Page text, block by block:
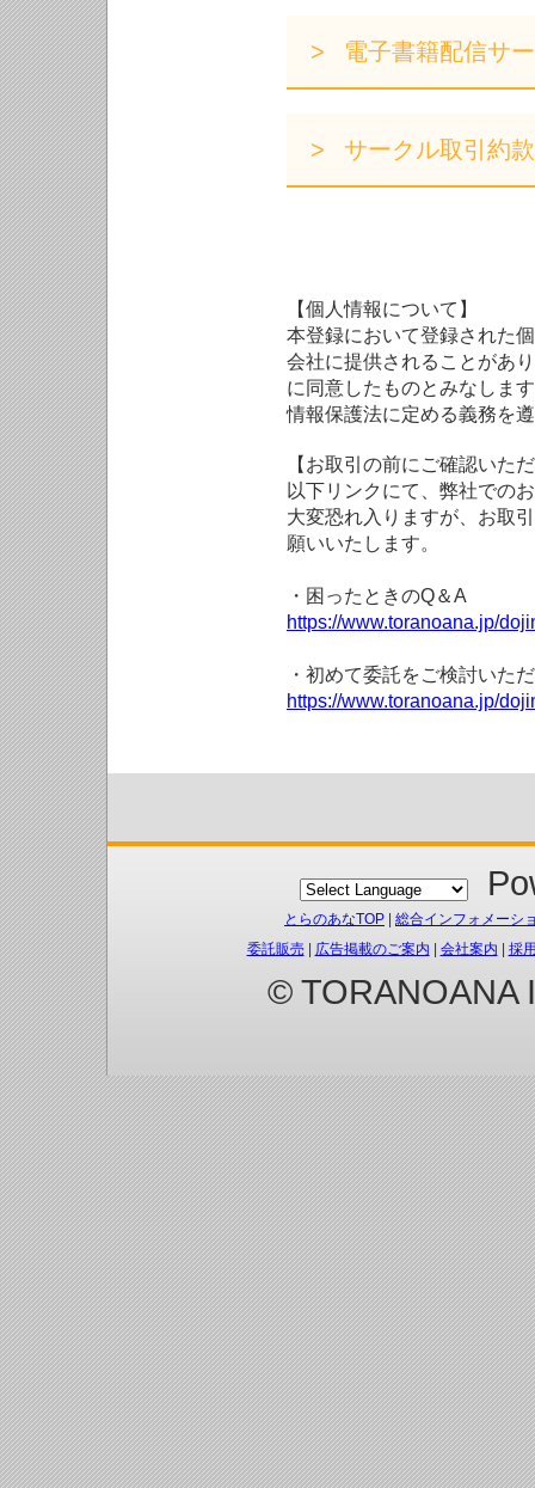
電子書籍配信サ
サークル取引約款
【個人情報について】
本登録において登録された
会社に提供されることがあ
に同意したものとみなしま
情報保護法に定める義務を
【お取引の前にご確認いた
以下リンクにて、弊社での
大変恐れ入りますが、お取
願いいたします。
・困ったときのQ＆A
https://www.toranoana.jp/
・初めて委託をご検討いた
https://www.toranoana.jp/
とらのあなTOP
総合インフォメーシ
委託販売| 広告掲載のご案内 会社案内 採
© TORANOANA